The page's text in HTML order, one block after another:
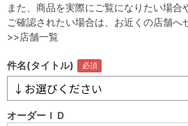
また、商品を実際にご覧になりたい場合
ご確認されたい場合は、お近くの店舗へ
>>店舗一覧
件名(タイトル)
オーダーＩＤ